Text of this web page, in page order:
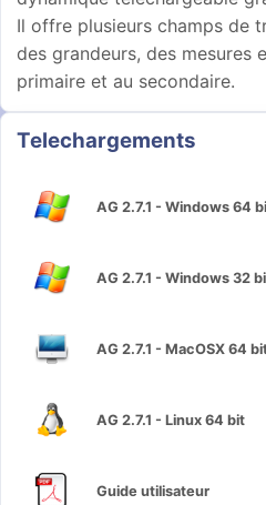
Il offre plusieurs champs de
des grandeurs, des mesures
primaire et au secondaire.
Telechargements
AG 2.7.1 - Windows 64
AG 2.7.1 - Windows 32
AG 2.7.1 - MacOSX 64
AG 2.7.1 - Linux 64 bit
Guide utilisateur